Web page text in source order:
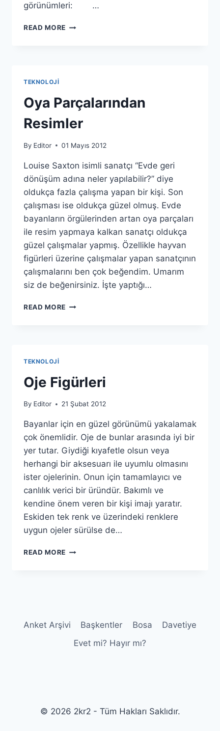
görünümleri: …
READ MORE RESIM
TEKNOLOJI
Oya Parçalarından
Resimler
By Editor 01 Mayıs 2012
Louise Saxton isimli sanatçı “Evde geri
dönüşüm adına neler yapılabilir?” diye
oldukça fazla çalışma yapan bir kişi. Son
çalışması ise oldukça güzel olmuş. Evde
bayanların örgülerinden artan oya parçaları
ile resim yapmaya kalkan sanatçı oldukça
güzel çalışmalar yapmış. Özellikle hayvan
figürleri üzerine çalışmalar yapan sanatçının
çalışmalarını ben çok beğendim. Umarım
siz de beğenirsiniz. İşte yaptığı…
READ MORE OYA
TEKNOLOJI
Oje Figürleri
By Editor 21 Şubat 2012
Bayanlar için en güzel görünümü yakalamak
çok önemlidir. Oje de bunlar arasında iyi bir
yer tutar. Giydiği kıyafetle olsun veya
herhangi bir aksesuarı ile uyumlu olmasını
ister ojelerinin. Onun için tamamlayıcı ve
canlılık verici bir üründür. Bakımlı ve
kendine önem veren bir kişi imajı yaratır.
Eskiden tek renk ve üzerindeki renklere
uygun ojeler sürülse de…
READ MORE OJE
Anket Arşivi Başkentler Bosa
Davetiye
Evet mi? Hayır mı?
© 2026 2kr2 - Tüm Hakları Saklıdır.